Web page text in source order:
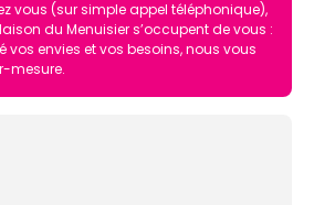
vous (sur simple appel téléphonique),
du Menuisier s’occupent de vous :
vos envies et vos besoins, nous vous
mesure.